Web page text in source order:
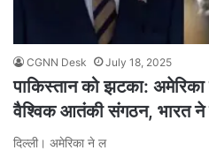
CGNN Desk July 18, 2025
पाकिस्तान को झटका:
वैश्विक आतंकी संगठन, भारत ने
दिल्ली। अमेरिका ने ल